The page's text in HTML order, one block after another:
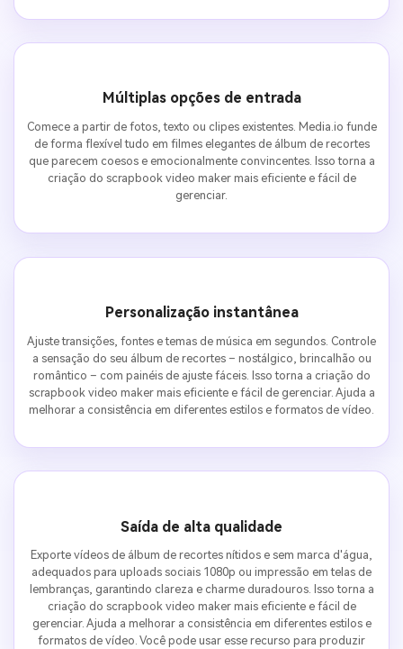
Múltiplas opções de entrada
Comece a partir de fotos, texto ou clipes existentes. Media.io funde
de forma flexível tudo em filmes elegantes de álbum de recortes
que parecem coesos e emocionalmente convincentes. Isso torna a
criação do scrapbook video maker mais eficiente e fácil de
gerenciar.
Personalização instantânea
Ajuste transições, fontes e temas de música em segundos. Controle
a sensação do seu álbum de recortes – nostálgico, brincalhão ou
romântico – com painéis de ajuste fáceis. Isso torna a criação do
scrapbook video maker mais eficiente e fácil de gerenciar. Ajuda a
melhorar a consistência em diferentes estilos e formatos de vídeo.
Saída de alta qualidade
Exporte vídeos de álbum de recortes nítidos e sem marca d'água,
adequados para uploads sociais 1080p ou impressão em telas de
lembranças, garantindo clareza e charme duradouros. Isso torna a
criação do scrapbook video maker mais eficiente e fácil de
gerenciar. Ajuda a melhorar a consistência em diferentes estilos e
formatos de vídeo. Você pode usar esse recurso para produzir